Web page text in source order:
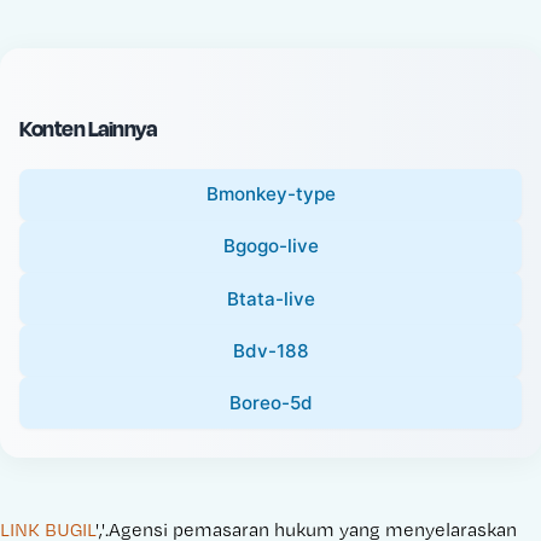
c
e
Konten Lainnya
Bmonkey-type
Bgogo-live
Btata-live
Bdv-188
Boreo-5d
LINK BUGIL','.Agensi pemasaran hukum yang menyelaraskan